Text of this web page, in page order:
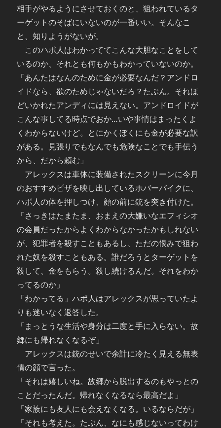
相手がやるようにさせておくのと、狙われているタ
ーゲットのそばにいないのが一番いい。そんなこ
と、知りようがないが。
このハポ人はわかっててこんな大胆なことをして
いるのか、それとも何もかもわかっていないのか。
「あんたはなんのために金が必要なんだ？アンドロ
イドなら、欲のためじゃないだろ？たぶん。それほ
どいかれたアンディには見えない。アンドロイドが
こんな事してる時点でおか…いや事情はまったくよ
くわからないけど。とにかくぼくにも金が必要な訳
がある。見張りでもなんでも危険なことでも手伝う
から、だから頼む」
アレックスは車体に装備されたスクリーンに今月
のおすすめピザを映し出しているホバーバイクに、
ハポ人の体を押しつけ、顔の前に銃を突き付けた。
「さっきはたまたま、おまえの大嫌いなエフィシオ
の会員だったからよくわからなかったかもしれない
が、犯罪者を殺すこともあるし、ただの恨みで狙わ
れた奴を殺すこともある。誰だろうとターゲットを
殺して、金をもらう。殺し続けるんだ。それをわか
ってるのか」
「わかってる」ハポ人はアレックスが思っていたよ
りも迷いなく返答した。
「まっとうな生活や身分は二度と手に入らない。故
郷にも帰れなくなるぞ」
アレックスは銃のせいで余計に冷たく見える無表
情の顔で言った。
「それは嬉しいね。故郷から脱出するのもやっとの
ことだったんだ。帰れなくなるなら最高だよ」
「家族にも友人にも会えなくなる。いるならだが」
「それも考えた。たぶん、なにも感じないってわけ